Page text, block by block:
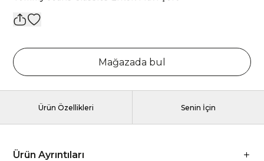
Mağazada bul
Ürün Özellikleri Senin İçin
Ürün Ayrıntıları